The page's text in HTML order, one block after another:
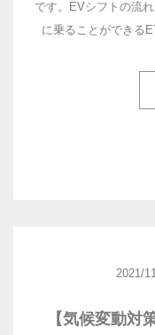
です。EVシフトの流
に乗ることができる
2021/
【気候変動対